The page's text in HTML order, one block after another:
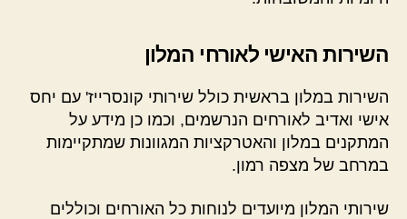
השירות האישי לאורחי המלון
השירות במלון בראשית כולל שירותי קונסרייז' עם יחס
אישי ואדיב לאורחים הנרשמים, וכמו כן מידע על
המתקנים במלון והאטרקציות המגוונות שמתקיימות
במרחב של מצפה רמון.
שירותי המלון מיועדים לנוחות כל האורחים וכוללים